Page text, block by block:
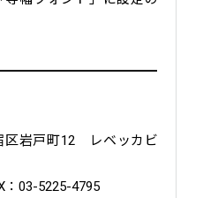
区岩戸町12 レベッカビ
03-5225-4795